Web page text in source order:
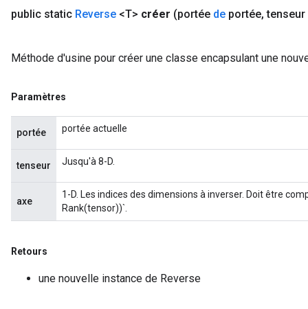
public static Reverse <T> créer (portée de portée, tenseur
Méthode d'usine pour créer une classe encapsulant une
Paramètres
portée portée actuelle
tenseur Jusqu'à 8-D.
axe
1-D. Les indices des dimensions à inverser. Doit être
Rank(tensor))`.
Retours
une nouvelle instance de Reverse